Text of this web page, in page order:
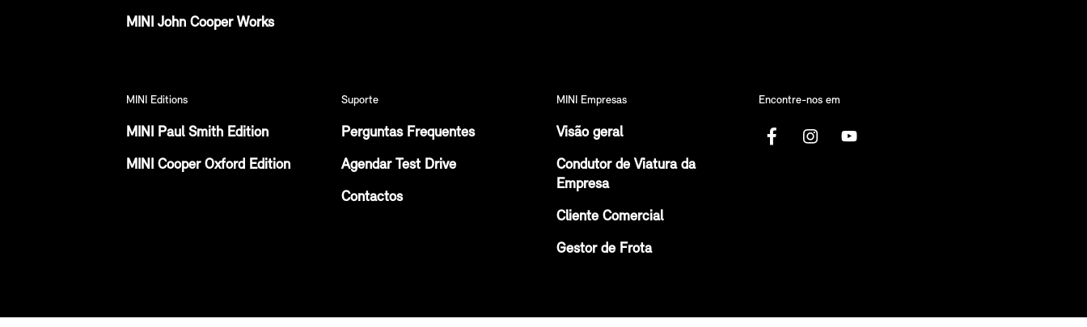
MINI John Cooper Works
MINI Editions
MINI Paul Smith Edition
MINI Cooper Oxford Edition
Suporte
Perguntas Frequentes
Agendar Test Drive
Contactos
MINI Empresas
Visão geral
Condutor de Viatura da
Empresa
Cliente Comercial
Gestor de Frota
Encontre-nos em